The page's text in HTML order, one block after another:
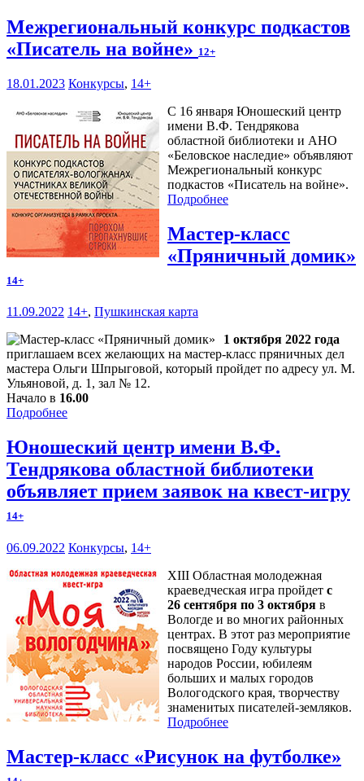
Межрегиональный конкурс подкастов
«Писатель на войне» 12+
18.01.2023 Конкурсы, 14+
С 16 января Юношеский центр
имени В.Ф. Тендрякова
областной библиотеки и АНО
«Беловское наследие» объявляют
Межрегиональный конкурс
подкастов «Писатель на войне».
Подробнее
Мастер-класс
«Пряничный домик»
14+
11.09.2022 14+, Пушкинская карта
1 октября 2022 года
приглашаем всех желающих на мастер-класс пряничных дел
мастера Ольги Шпрыговой, который пройдет по адресу ул. М.
Ульяновой, д. 1, зал № 12.
Начало в 16.00
Подробнее
Юношеский центр имени В.Ф.
Тендрякова областной библиотеки
объявляет прием заявок на квест-игру
14+
06.09.2022 Конкурсы, 14+
XIII Областная молодежная
краеведческая игра пройдет с
26 сентября по 3 октября в
Вологде и во многих районных
центрах. В этот раз мероприятие
посвящено Году культуры
народов России, юбилеям
больших и малых городов
Вологодского края, творчеству
знаменитых писателей-земляков.
Подробнее
Мастер-класс «Рисунок на футболке»